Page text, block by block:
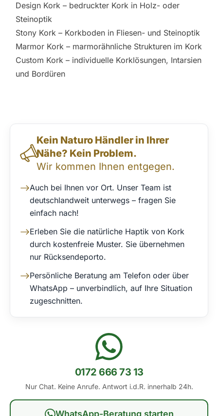
Design Kork – bedruckter Kork in Holz- oder
Steinoptik
Stony Kork – Korkboden in Fliesen- und Steinoptik
Marmor Kork – marmorähnliche Strukturen im Kork
Custom Kork – individuelle Korklösungen, Intarsien
und Bordüren
Kein Naturo Händler in Ihrer
Nähe? Kein Problem.
Wir kommen Ihnen entgegen.
Auch bei Ihnen vor Ort. Unser Team ist
deutschlandweit unterwegs – fragen Sie
einfach nach!
Erleben Sie die natürliche Haptik von Kork
durch kostenfreie Muster. Sie übernehmen
nur Rücksendeporto.
Persönliche Beratung am Telefon oder über
WhatsApp – unverbindlich, auf Ihre Situation
zugeschnitten.
0172 666 73 13
Nur Chat. Keine Anrufe. Antwort i.d.R. innerhalb 24h.